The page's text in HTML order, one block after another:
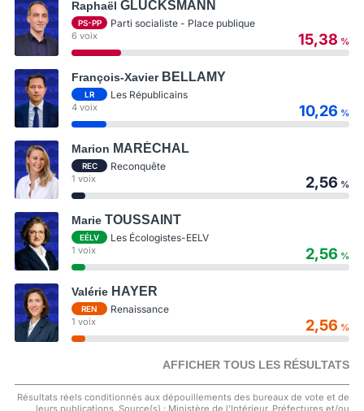
Raphaël GLUCKSMANN
PS-PP Parti socialiste - Place publique
6 voix 15,38 %
François-Xavier BELLAMY
LR Les Républicains
4 voix 10,26 %
Marion MARÉCHAL
REC Reconquête
1 voix 2,56 %
Marie TOUSSAINT
EÉLV Les Écologistes-EELV
1 voix 2,56 %
Valérie HAYER
REN Renaissance
1 voix 2,56 %
AFFICHER TOUS LES RÉSULTATS
Résultats réels conditionnés aux dépouillements des bureaux de vote et de